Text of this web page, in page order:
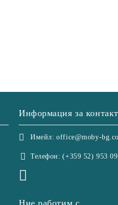
Информация за
Имейл: office@moby-
Телефон: (+359 52) 953
Ние работим с